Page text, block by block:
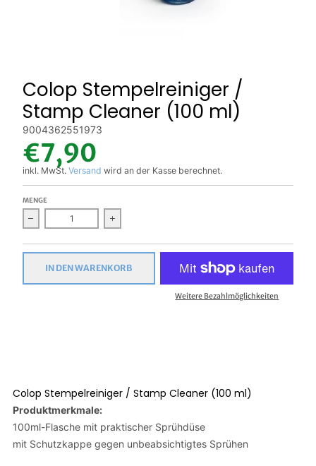
Colop Stempelreiniger /
Stamp Cleaner (100 ml)
9004362551973
€7,90
inkl. MwSt. Versand wird an der Kasse berechnet.
MENGE
Verringern Sie die Menge für Colop Stempelreiniger / Stamp
Erhöhen Sie die Menge für Colop
IN DEN WARENKORB
Weitere Bezahlmöglichkeiten
Colop Stempelreiniger / Stamp Cleaner (100 ml)
Produktmerkmale:
100ml-Flasche mit praktischer Sprühdüse
mit Schutzkappe gegen unbeabsichtigtes Sprühen